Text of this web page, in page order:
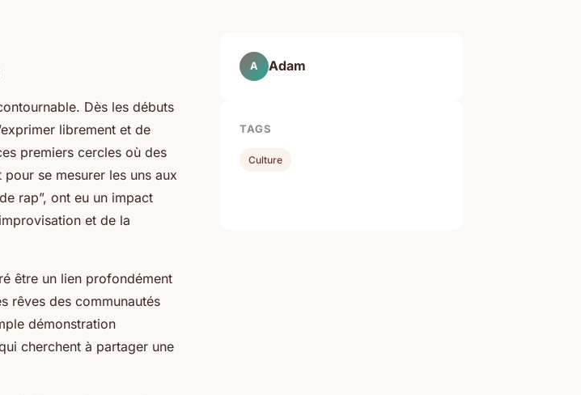
Dès les débuts
librement et de
premiers cercles où des
se mesurer les uns aux
rap”, ont eu un impact
et de la
être un lien profondément
rêves des communautés
démonstration
cherchent à partager une
A Adam
TAGS
Culture